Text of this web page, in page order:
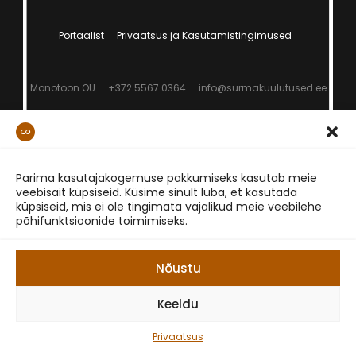
Parima kasutajakogemuse pakkumiseks kasutab meie
veebisait küpsiseid. Küsime sinult luba, et kasutada
küpsiseid, mis ei ole tingimata vajalikud meie veebilehe
põhifunktsioonide toimimiseks.
Nõustu
Keeldu
Privaatsus
Portaalist Privaatsus ja Kasutamistingimused
Monotoon OÜ +372 5567 0364 info@surmakuulutused.ee